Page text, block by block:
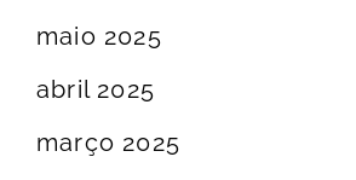
maio 2025
abril 2025
março 2025